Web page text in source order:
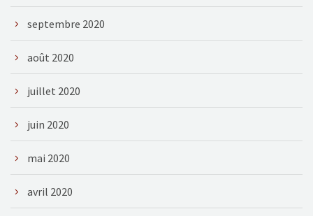
septembre 2020
août 2020
juillet 2020
juin 2020
mai 2020
avril 2020